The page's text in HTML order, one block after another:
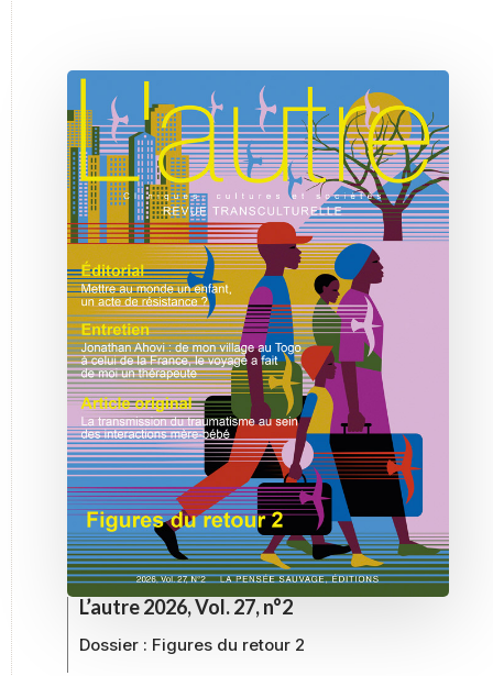
L’autre 2026, Vol. 27, n°2
Dossier : Figures du retour 2